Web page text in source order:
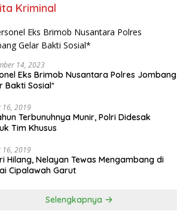
Kriminal
14, 2023
Eks Brimob Nusantara Polres Jombang
Bakti Sosial*
16, 2019
Terbunuhnya Munir, Polri Didesak
Tim Khusus
16, 2019
Hilang, Nelayan Tewas Mengambang di
Cipalawah Garut
Selengkapnya